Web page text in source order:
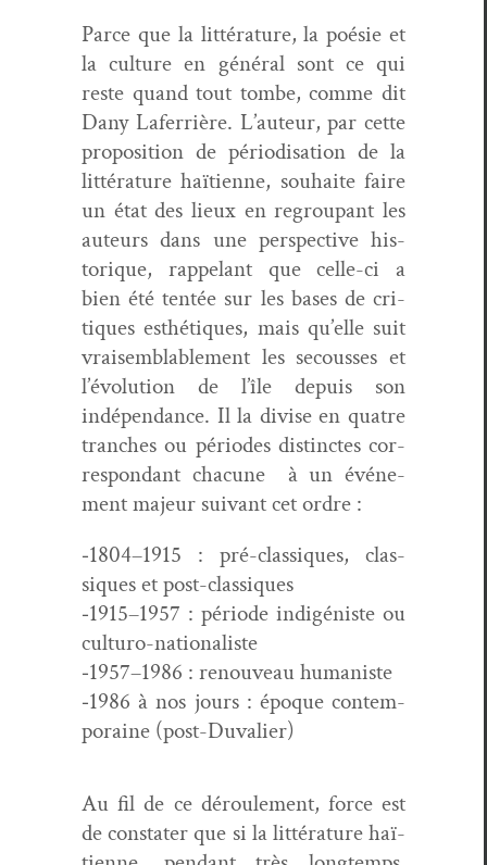
Parce que la lit­téra­ture, la poésie et
la cul­ture en général sont ce qui
reste quand tout tombe, comme dit
Dany Lafer­rière. L’au­teur, par cette
propo­si­tion de péri­odi­s­a­tion de la
lit­téra­ture haï­ti­enne, souhaite faire
un état des lieux en regroupant les
auteurs dans une per­spec­tive his­
torique, rap­pelant que celle-ci a
bien été ten­tée sur les bases de cri­
tiques esthé­tiques, mais qu’elle suit
vraisem­blable­ment les sec­ouss­es et
l’évo­lu­tion de l’île depuis son
indépen­dance. Il la divise en qua­tre
tranch­es ou péri­odes dis­tinctes cor­
re­spon­dant cha­cune à un événe­
ment majeur suiv­ant cet ordre :
‑1804–1915 : pré-clas­siques, clas­
siques et post-classiques
‑1915–1957 : péri­ode indigéniste ou
culturo-nationaliste
‑1957–1986 : renou­veau humaniste
‑1986 à nos jours : époque con­tem­
po­raine (post-Duva­lier)
Au fil de ce déroule­ment, force est
de con­stater que si la lit­téra­ture haï­